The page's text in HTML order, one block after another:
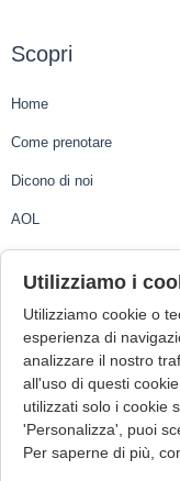
Scopri
Home
Come prenotare
Dicono di noi
AOL
Evolution Travel
Evolution Travel Ltd.
1st Floor, Suite 3,
Zebbug ZBG9015, Malta
VAT Number:
Malta Tourism
Utilizziamo i
Utilizziamo cookie o
esperienza di
analizzare il nostro
all'uso di questi
utilizzati solo i cookie
'Personalizza', puoi
Per saperne di più,